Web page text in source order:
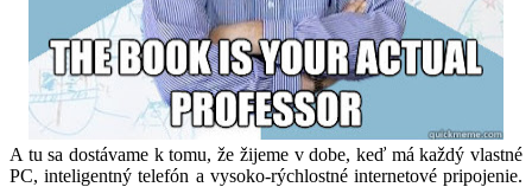
A tu sa dostávame k tomu, že žijeme v dobe, keď má každý vlastné
PC, inteligentný telefón a vysoko-rýchlostné internetové pripojenie.